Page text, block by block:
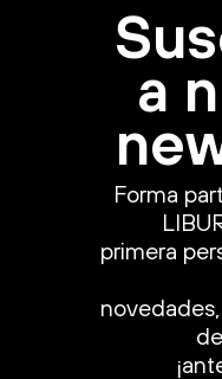
a
Forma
primera